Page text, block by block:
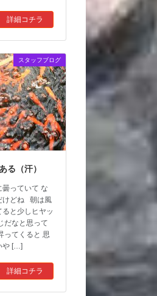
詳細コチラ
スタッフブログ
る（汗）
っていて な
けどね 朝は風
と少しヒヤッ
だなと思って
ってくると 思
や […]
詳細コチラ